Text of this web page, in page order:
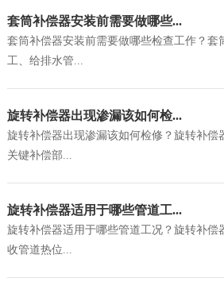
套筒补偿器安装前需要做哪些...
套筒补偿器安装前需要做哪些检查工作？套
工、给排水管...
旋转补偿器出现渗漏该如何检...
旋转补偿器出现渗漏该如何检修？旋转补偿
关键补偿部...
旋转补偿器适用于哪些管道工...
旋转补偿器适用于哪些管道工况？旋转补偿
收管道热位...